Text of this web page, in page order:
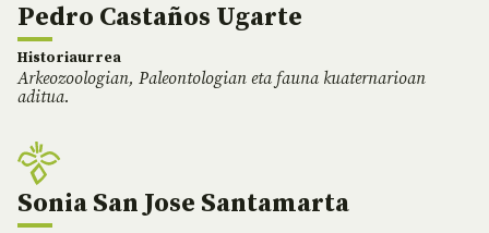
Pedro Castaños Ugarte
Historiaurrea
Arkeozoologian, Paleontologian eta fauna kuaternarioan
aditua.
Sonia San Jose Santamarta